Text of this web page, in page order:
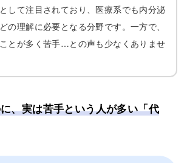
して注目されており、医療系でも内分泌
の理解に必要となる分野です。一方で、
とが多く苦手…との声も少なくありませ
、実は苦手という人が多い「代